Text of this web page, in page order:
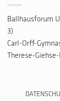
Ballhausforum
3)
Carl-Orff-
Therese-